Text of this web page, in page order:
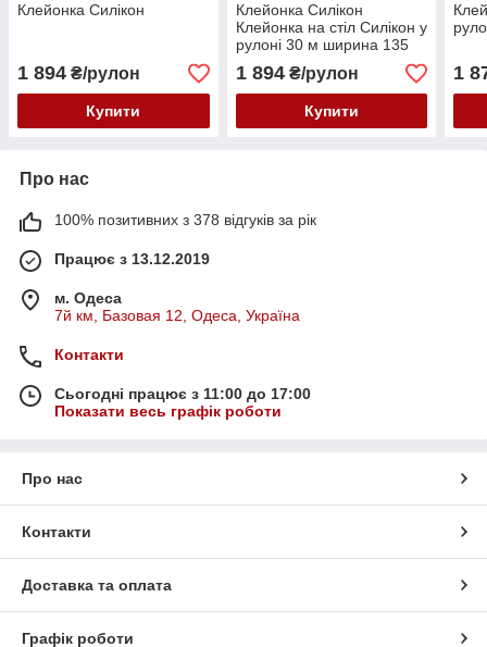
Клейонка Силікон
1 894 ₴/рулон
Купити
Клейонка Силікон
Клейонка на стіл Силікон у
рулоні 30 м ширина 135
1 894₴/рулон
Купити
1
Про нас
100% позитивних з 378 відгуків за рік
Працює з 13.12.2019
м. Одеса
7й км, Базовая 12, Одеса, Україна
Контакти
Сьогодні працює з 11:00 до 17:00
Показати весь графік роботи
Про нас
Контакти
Доставка та оплата
Графік роботи